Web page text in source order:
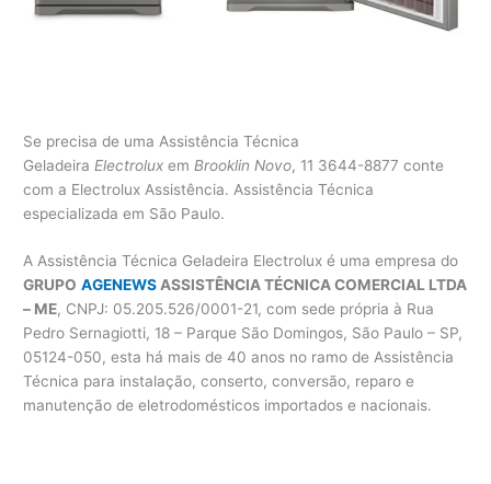
Se precisa de uma Assistência Técnica
Geladeira Electrolux em Brooklin Novo, 11 3644-8877 conte
com a Electrolux Assistência. Assistência Técnica
especializada em São Paulo.
A Assistência Técnica Geladeira Electrolux é uma empresa do
GRUPO AGENEWSASSISTÊNCIA TÉCNICA COMERCIAL LTDA
– ME, CNPJ: 05.205.526/0001-21, com sede própria à Rua
Pedro Sernagiotti, 18 – Parque São Domingos, São Paulo – SP,
05124-050, esta há mais de 40 anos no ramo de Assistência
Técnica para instalação, conserto, conversão, reparo e
manutenção de eletrodomésticos importados e nacionais.